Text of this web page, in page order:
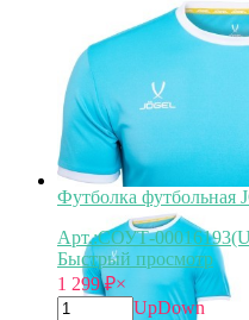
Футболка футбольная
Арт.:СОУТ-
Быстрый просмотр
1 299₽×
UpDown